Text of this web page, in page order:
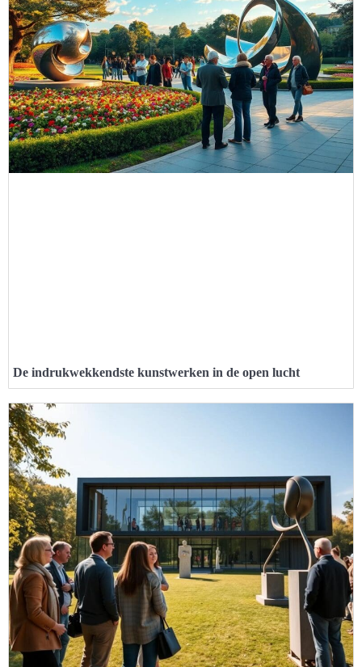
De indrukwekkendste kunstwerken in de open lucht